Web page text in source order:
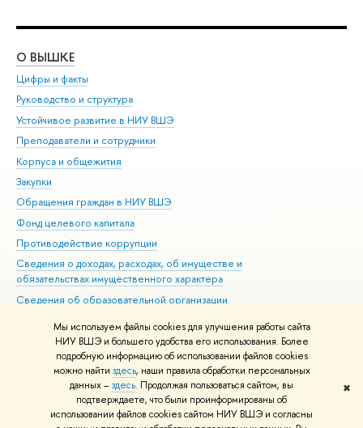
Мы используем файлы cookies для улучшения работы сайта
НИУ ВШЭ и большего удобства его использования. Более
подробную информацию об использовании файлов cookies
можно найти здесь, наши правила обработки персональных
данных –здесь. Продолжая пользоваться сайтом, вы
подтверждаете, что были проинформированы об
использовании файлов cookies сайтом НИУ ВШЭ и согласны
✖
О ВЫШКЕ
Цифры и факты
Руководство и структура
Устойчивое развитие в НИУ ВШЭ
Преподаватели и сотрудники
Корпуса и общежития
Закупки
Обращения граждан в НИУ ВШЭ
Фонд целевого капитала
Противодействие коррупции
Сведения о доходах, расходах, об имуществе и
обязательствах имущественного характера
Сведения об образовательной организации
Людям с ограниченными возможностями здоровья
Единая платежная страница
Работа в Вышке
© НИУ ВШЭ 1993–2026 Адреса и контакты Условия использования